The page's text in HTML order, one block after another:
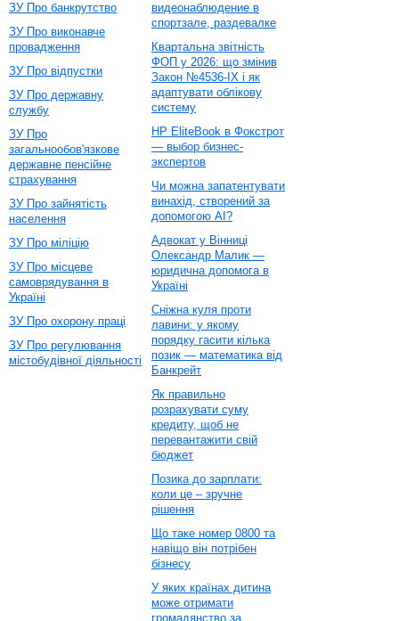
ЗУ Про банкрутство
ЗУ Про виконавче
провадження
ЗУ Про відпустки
ЗУ Про державну
службу
ЗУ Про
загальнообов'язкове
державне пенсійне
страхування
ЗУ Про зайнятість
населення
ЗУ Про міліцію
ЗУ Про місцеве
самоврядування в
Україні
ЗУ Про охорону праці
ЗУ Про регулювання
містобудівної діяльності
видеонаблюдение в
спортзале, раздевалке
Квартальна звітність
ФОП у 2026: що змінив
Закон №4536-IX і як
адаптувати облікову
систему
HP EliteBook в Фокстрот
— выбор бизнес-
экспертов
Чи можна запатентувати
винахід, створений за
допомогою AI?
Адвокат у Вінниці
Олександр Малик —
юридична допомога в
Україні
Сніжна куля проти
лавини: у якому
порядку гасити кілька
позик — математика від
Банкрейт
Як правильно
розрахувати суму
кредиту, щоб не
перевантажити свій
бюджет
Позика до зарплати:
коли це – зручне
рішення
Що таке номер 0800 та
навіщо він потрібен
бізнесу
У яких країнах дитина
може отримати
громадянство за